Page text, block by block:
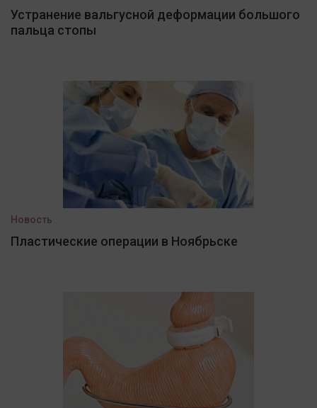
Устранение вальгусной деформации большого
пальца стопы
Новость
Пластические операции в Ноябрьске